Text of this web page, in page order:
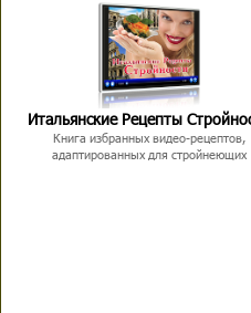
Итальянские Рецепты
Книга избранных видео-рецептов,
адаптированных для стройнеющих